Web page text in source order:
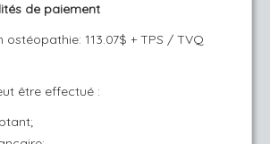
de paiement
ostéopathie: 113.07$ + TPS / TVQ
être effectué :